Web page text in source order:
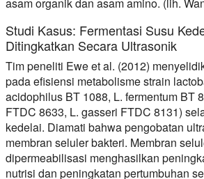
Studi Kasus: Fermentasi Susu
Ditingkatkan Secara Ultrasonik
Tim peneliti Ewe et al. (2012)
pada efisiensi metabolisme strain
acidophilus BT 1088, L. fermentum BT
FTDC 8633, L. gasseri FTDC 8131)
kedelai. Diamati bahwa pengobatan
membran seluler bakteri. Membran
dipermeabilisasi menghasilkan
nutrisi dan peningkatan pertumbuhan